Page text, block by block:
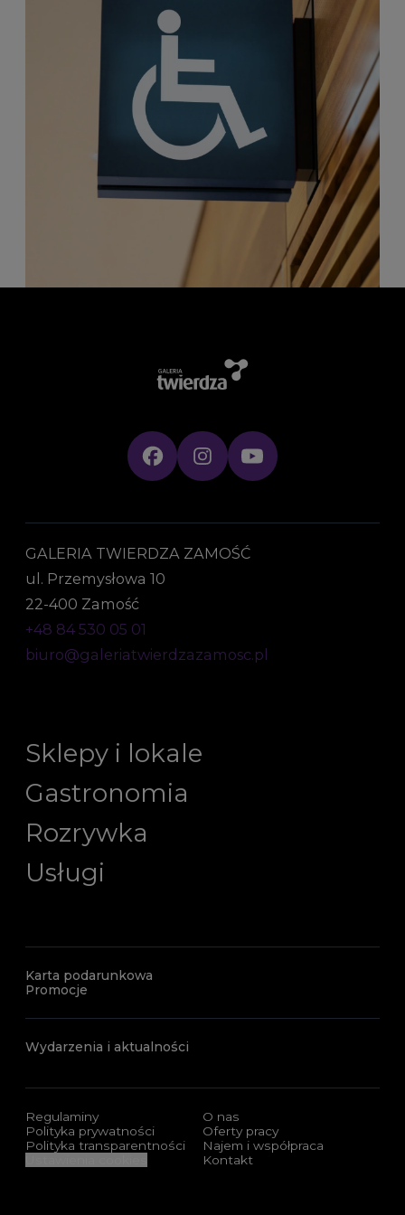
GALERIA TWIERDZA ZAMOŚĆ
ul. Przemysłowa 10
22-400 Zamość
+48 84 530 05 01
biuro@galeriatwierdzazamosc.pl
Sklepy i lokale
Gastronomia
Rozrywka
Usługi
Karta podarunkowa
Promocje
Wydarzenia i aktualności
Regulaminy
Polityka prywatności
Polityka transparentności
O nas
Oferty pracy
Najem i współpraca
Kontakt